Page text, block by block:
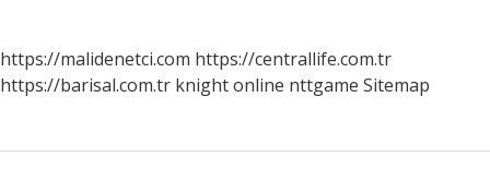
https://malidenetci.com https://centrallife.com.tr
https://barisal.com.tr knight online nttgame Sitemap